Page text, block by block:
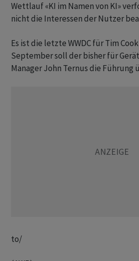
Wettlauf «KI im Namen von KI»
nicht die Interessen der Nutzer
Es ist die letzte WWDC für Tim
September soll der bisher für
Manager John Ternus die Führung
to/